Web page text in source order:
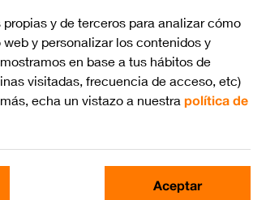
y de terceros para analizar cómo
y personalizar los contenidos y
en base a tus hábitos de
visitadas, frecuencia de acceso, etc)
echa un vistazo a nuestra política de
Aceptar